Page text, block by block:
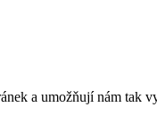
a umožňují nám tak